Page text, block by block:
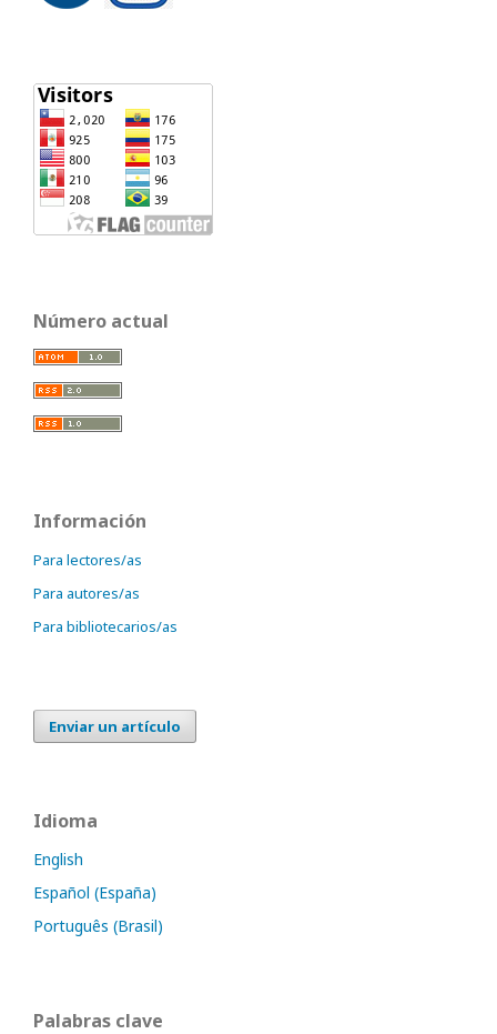
Número actual
Información
Para lectores/as
Para autores/as
Para bibliotecarios/as
Enviar un artículo
Idioma
English
Español (España)
Português (Brasil)
Palabras clave